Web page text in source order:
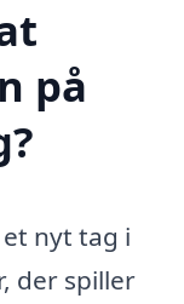
på
nyt tag i
der spiller